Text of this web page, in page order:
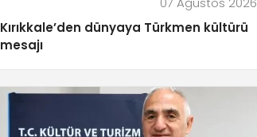
Kırıkkale’den dünyaya Türkmen kültürü
mesajı